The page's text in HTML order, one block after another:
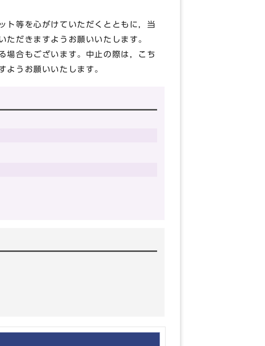
ト等を心がけていただくとともに，当
ただきますようお願いいたします。
場合もございます。中止の際は，こち
ようお願いいたします。